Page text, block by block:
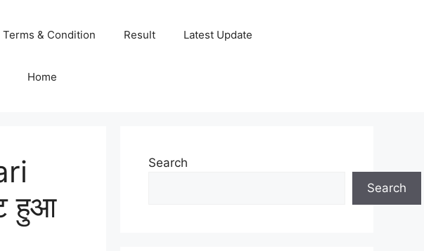
Terms & Condition Result Latest Update
Home
हुआ
Search
Search